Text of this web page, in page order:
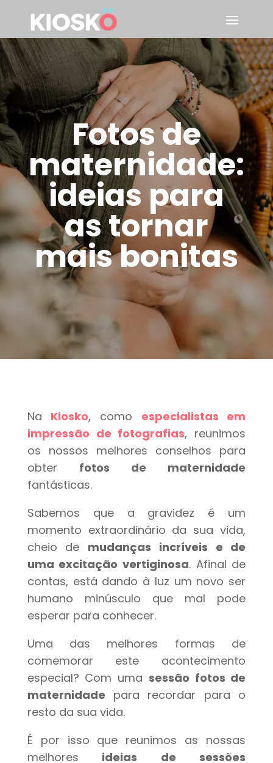
Fotos de
maternidade:
ideias para
as tornar
mais bonitas
Na Kiosko, como especialistas em
impressão de fotografias, reunimos
os nossos melhores conselhos para
obter fotos de maternidade
fantásticas.
Sabemos que a gravidez é um
momento extraordinário da sua vida,
cheio de mudanças incríveis e de
uma excitação vertiginosa. Afinal de
contas, está dando à luz um novo ser
humano minúsculo que mal pode
esperar para conhecer.
Uma das melhores formas de
comemorar este acontecimento
especial? Com uma sessão fotos de
maternidade para recordar para o
resto da sua vida.
É por isso que reunimos as nossas
melhores ideias de sessões